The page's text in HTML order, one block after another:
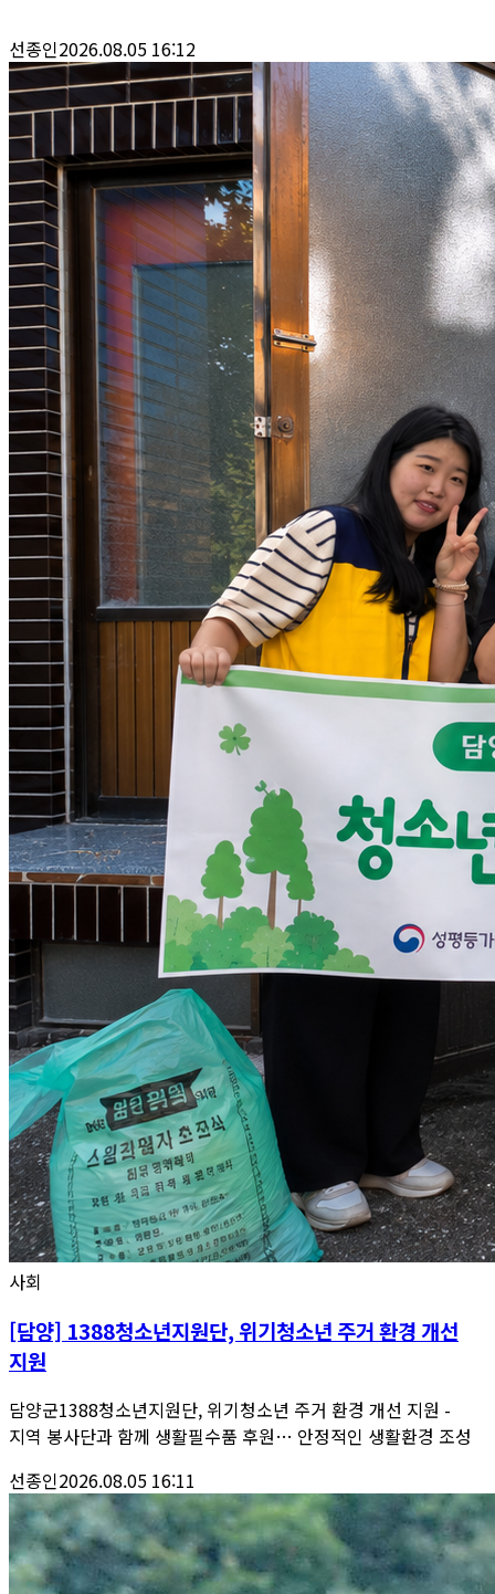
선종인2026.08.05 16:12
사회
[담양] 1388청소년지원단, 위기청소년 주거 환경 개선
지원
담양군1388청소년지원단, 위기청소년 주거 환경 개선 지원 -
지역 봉사단과 함께 생활필수품 후원… 안정적인 생활환경 조성
선종인2026.08.05 16:11